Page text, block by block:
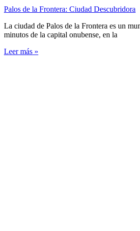
Palos de la Frontera: Ciudad Descubridora
La ciudad de Palos de la Frontera es un
minutos de la capital onubense, en la
Leer más »